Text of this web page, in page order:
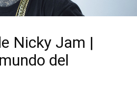
Nicky Jam |
del